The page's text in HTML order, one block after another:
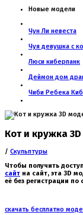
Новые модели
Чун Ли невеста
Чуя девушка с
Люси киберпанк
Деймон дом
Чиби Ребека
Кот и кружка
/ Скульптуры
Чтобы получить
сайт на сайт, эта 3D
её без регистрации по
скачать бесплатно